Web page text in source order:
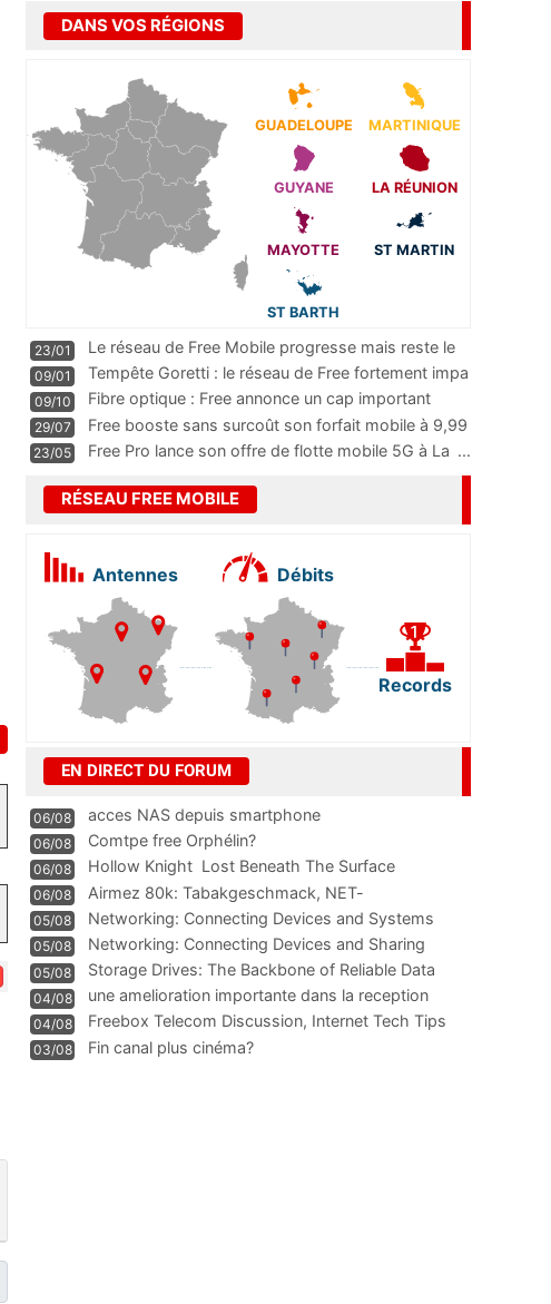
DANS VOS RÉGIONS
GUADELOUPE MARTINIQUE
GUYANE LA RÉUNION
MAYOTTE ST MARTIN
ST BARTH
23/01
Le réseau de Free Mobile progresse mais reste le
m
...
09/01
Tempête Goretti : le réseau de Free fortement impa
09/10
Fibre optique : Free annonce un cap important
pass
...
29/07
Free booste sans surcoût son forfait mobile à 9,99
23/05 Free Pro lance son offre de flotte mobile 5G à La ...
RÉSEAU FREE MOBILE
Antennes Débits
Records
EN DIRECT DU FORUM
06/08 acces NAS depuis smartphone
06/08 Comtpe free Orphélin?
06/08 Hollow Knight  Lost Beneath The Surface
06/08
Airmez 80k: Tabakgeschmack, NET-
Technologie und Leistung im
05/08 Networking: Connecting Devices and Systems
05/08
Networking: Connecting Devices and Sharing
Information
05/08
Storage Drives: The Backbone of Reliable Data
Management
04/08
une amelioration importante dans la reception
WIFI
04/08
Freebox Telecom Discussion, Internet Tech Tips
Communi
03/08 Fin canal plus cinéma?